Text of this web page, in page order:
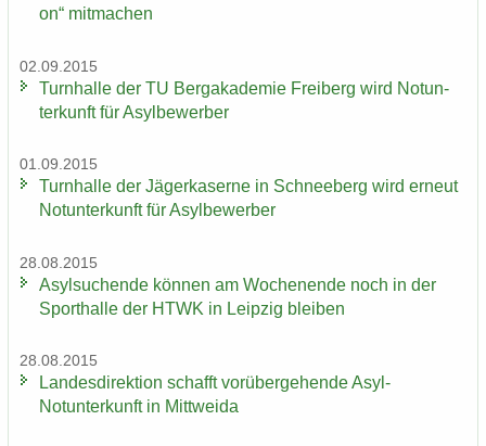
on“ mit­ma­chen
02.09.2015
Turn­hal­le der TU Berg­aka­de­mie Frei­berg wird Not­un­
ter­kunft für Asyl­be­wer­ber
01.09.2015
Turn­hal­le der Jä­ger­ka­ser­ne in Schnee­berg wird er­neut
Not­un­ter­kunft für Asyl­be­wer­ber
28.08.2015
Asyl­su­chen­de kön­nen am Wo­chen­en­de noch in der
Sport­hal­le der HTWK in Leip­zig blei­ben
28.08.2015
Lan­des­di­rek­ti­on schafft vor­über­ge­hen­de Asyl-​
Notunterkunft in Mitt­wei­da